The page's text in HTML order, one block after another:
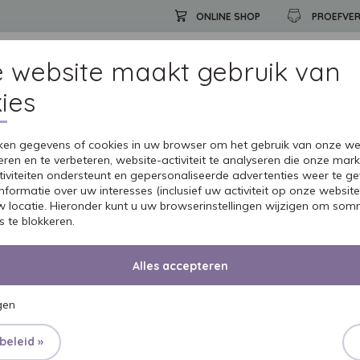
ONLINE SHOP
PRODUCTEN HUIDVERZORGING
absorberend product uitgekozen dat over het algemeen
met een hogere absorptie voor momenten dat er extra
verschoningen moeten plaatsvinden.
website maakt gebruik van
gegevens of cookies in uw browser om het gebruik van onze
en te verbeteren, website-activiteit te analyseren die onze
ondersteunt en gepersonaliseerde advertenties weer te
over uw interesses (inclusief uw activiteit op onze
locatie. Hieronder kunt u uw browserinstellingen wijzigen om
te blokkeren.
Alles accepteren
»